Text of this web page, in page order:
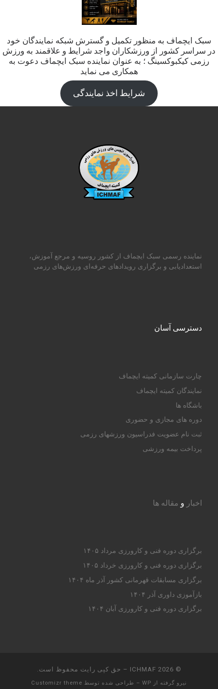
سبک ایچماف به منظور تکمیل و گسترش شبکه نمایندگان خود
در سراسر کشور از ورزشکاران واجد شرایط و علاقمند به ورزش
رزمی کیکبوکسینگ ؛ به عنوان نماینده سبک ایچماف دعوت به
همکاری می نماید
شرایط اخذ نمایندگی
نماینده رسمی سبک ایچماف از کشور روسیه و مرجع آموزش،
استعدادیابی و برگزاری رویدادهای حرفه‌ای ورزش‌های رزمی
دسترسی آسان
چارت سازمانی کمیته ایچماف
نمایندگان کمیته ایچماف
باشگاه ها
دوره های مجازی و حضوری
ثبت نام عضویت فدراسیون ورزشهای رزمی
پرداخت بیمه ورزشی
اخبار و مقاله ها
برگزاری دوره فنی و کارورزی مرداد ۱۴۰۵
برگزاری دوره فنی و کارورزی خرداد ۱۴۰۵
برگزاری مسابقات قهرمانی کشور آذر ماه ۱۴۰۴
بازآموزی داوری آذر ۱۴۰۴
برگزاری دوره فنی و کارورزی آبان ۱۴۰۴
© 2026
ICHMAF – حق کپی رایت محفوظ است.
نیرو گرفته از WP – طراحی شده توسط Customizr theme